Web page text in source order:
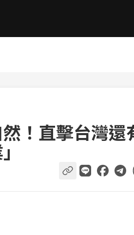
！直擊台灣還